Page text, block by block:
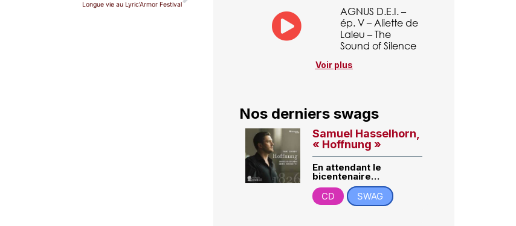
Longue vie au Lyric’Armor Festival
AGNUS D.E.I. –
ép. V – Aliette de
Laleu – The
Sound of Silence
Voir plus
Nos derniers swags
Samuel Hasselhorn,
« Hoffnung »
En attendant le
bicentenaire…
CD
SWAG